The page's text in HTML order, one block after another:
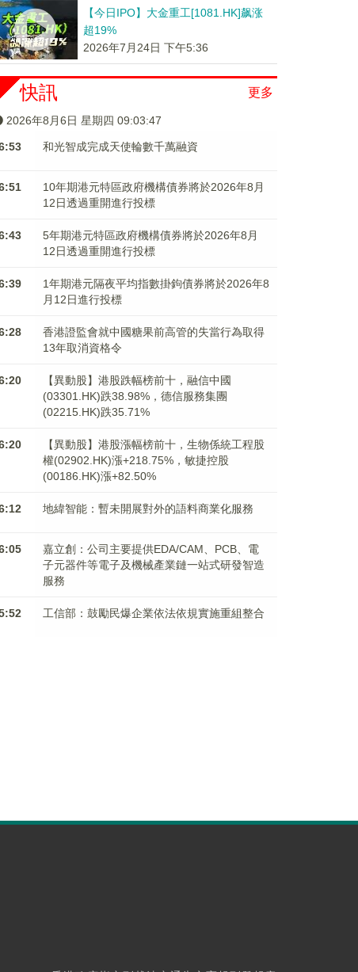
【今日IPO】大金重工[1081.HK]飙涨
超19%
2026年7月24日 下午5:36
更多
快訊
2026年8月6日 星期四 09:03:47
和光智成完成天使輪數千萬融資
10年期港元特區政府機構債券將於2026年8月
12日透過重開進行投標
5年期港元特區政府機構債券將於2026年8月
12日透過重開進行投標
1年期港元隔夜平均指數掛鉤債券將於2026年8
月12日進行投標
香港證監會就中國糖果前高管的失當行為取得
13年取消資格令
【異動股】港股跌幅榜前十，融信中國
(03301.HK)跌38.98%，德信服務集團
(02215.HK)跌35.71%
【異動股】港股漲幅榜前十，生物係統工程股
權(02902.HK)漲+218.75%，敏捷控股
(00186.HK)漲+82.50%
地緯智能：暫未開展對外的語料商業化服務
嘉立創：公司主要提供EDA/CAM、PCB、電
子元器件等電子及機械產業鏈一站式研發智造
服務
工信部：鼓勵民爆企業依法依規實施重組整合